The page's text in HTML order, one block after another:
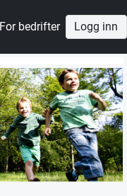
For bedrifter Logg inn